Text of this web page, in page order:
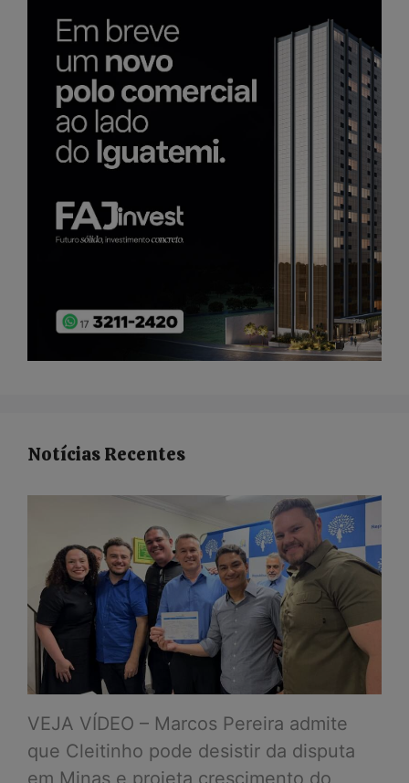
Notícias Recentes
VEJA VÍDEO – Marcos Pereira admite
que Cleitinho pode desistir da disputa
em Minas e projeta crescimento do